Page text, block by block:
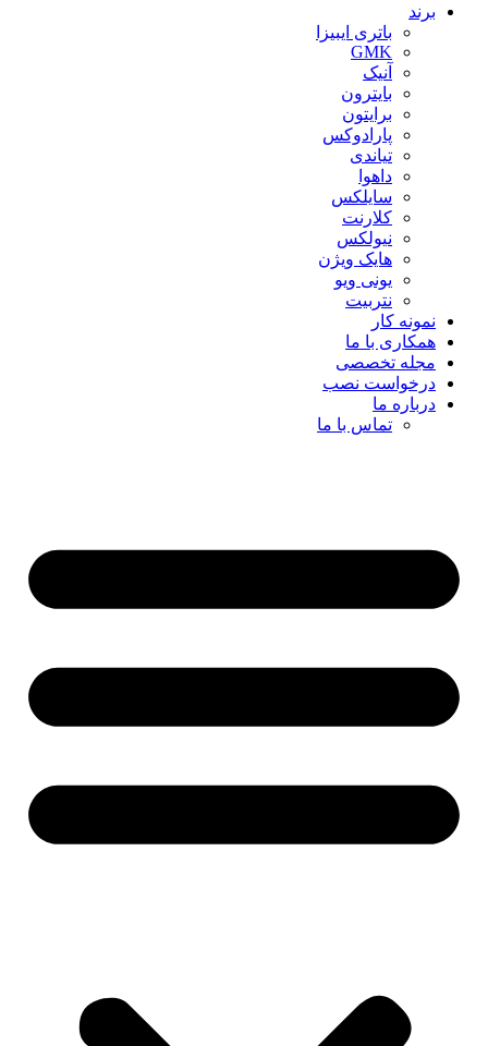
برند
باتری ایبیزا
GMK
آنیک
بایترون
برایتون
پارادوکس
تیاندی
داهوا
سایلکس
کلارنت
نیولکس
هایک ویژن
یونی ویو
نتربیت
نمونه کار
همکاری با ما
مجله تخصصی
درخواست نصب
درباره ما
تماس با ما